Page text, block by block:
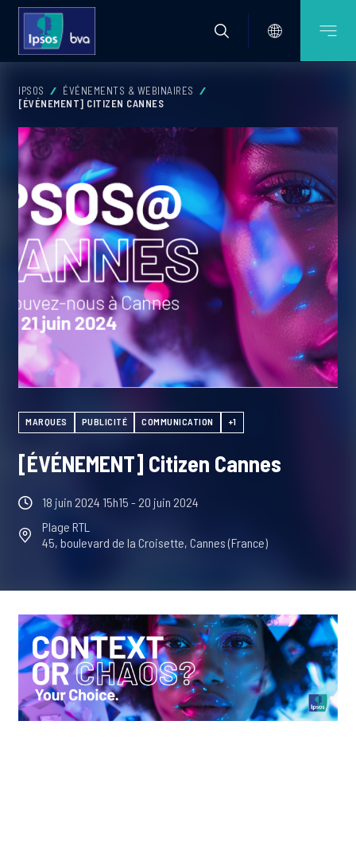
IPSOS
ÉVÉNEMENTS & WEBINAIRES
[ÉVÉNEMENT] CITIZEN CANNES
MARQUES PUBLICITÉ COMMUNICATION +1
[ÉVÉNEMENT] Citizen Cannes
18 juin 2024 15h15 - 20 juin 2024
Plage RTL
45, boulevard de la Croisette, Cannes (France)